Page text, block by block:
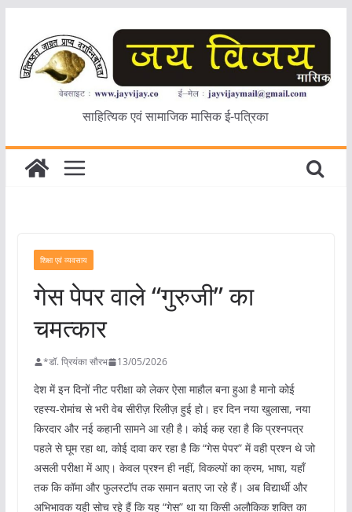
content
साहित्यिक एवं सामाजिक मासिक ई-पत्रिका
शिक्षा एवं व्यवसाय
गेस पेपर वाले “गुरुजी” का
चमत्कार
*डॉ. प्रियंका सौरभ 13/05/2026
देश में इन दिनों नीट परीक्षा को लेकर ऐसा माहौल बना हुआ है मानो कोई
रहस्य-रोमांच से भरी वेब सीरीज़ रिलीज़ हुई हो। हर दिन नया खुलासा, नया
किरदार और नई कहानी सामने आ रही है। कोई कह रहा है कि प्रश्नपत्र
पहले से घूम रहा था, कोई दावा कर रहा है कि “गेस पेपर” में वही प्रश्न थे जो
असली परीक्षा में आए। केवल प्रश्न ही नहीं, विकल्पों का क्रम, भाषा, यहाँ
तक कि कॉमा और फुलस्टॉप तक समान बताए जा रहे हैं। अब विद्यार्थी और
अभिभावक यही सोच रहे हैं कि यह “गेस” था या किसी अलौकिक शक्ति का